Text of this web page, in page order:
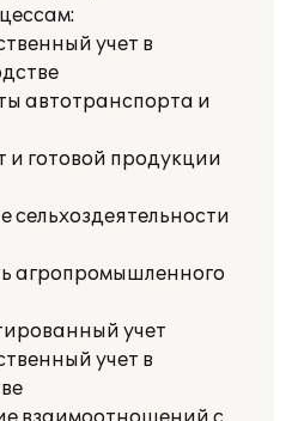
учет в
автотранспорта и
и готовой продукции
сельхоздеятельности
агропромышленного
учет
учет в